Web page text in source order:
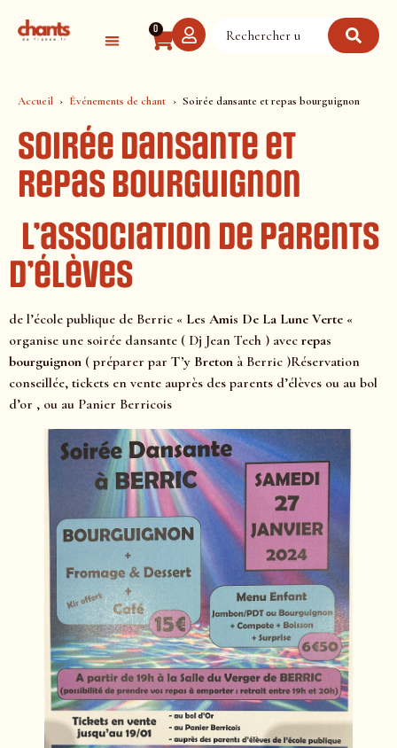
0
Accueil Événements de chant Soirée dansante et repas bourguignon
Soirée dansante et
repas bourguignon
L’association de parents
d’élèves
de l’école publique de Berric « Les Amis De La Lune Verte «
organise une soirée dansante ( Dj Jean Tech ) avec repas
bourguignon ( préparer par T’y Breton à Berric )Réservation
conseillée, tickets en vente auprès des parents d’élèves ou au bol
d’or , ou au Panier Berricois